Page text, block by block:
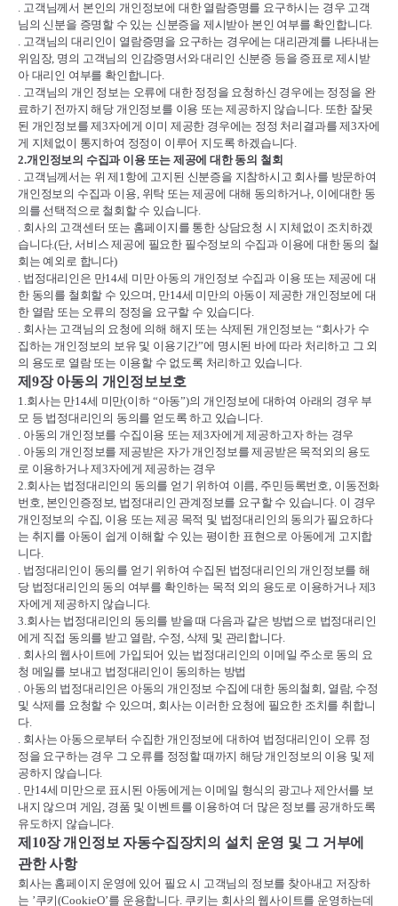
. 고객님께서 본인의 개인정보에 대한 열람증명를 요구하시는 경우 고객
님의 신분을 증명할 수 있는 신분증을 제시받아 본인 여부를 확인합니다.
. 고객님의 대리인이 열람증명을 요구하는 경우에는 대리관계를 나타내는
위임장, 명의 고객님의 인감증명서와 대리인 신분증 등을 증표로 제시받
아 대리인 여부를 확인합니다.
. 고객님의 개인 정보는 오류에 대한 정정을 요청하신 경우에는 정정을 완
료하기 전까지 해당 개인정보를 이용 또는 제공하지 않습니다. 또한 잘못
된 개인정보를 제3자에게 이미 제공한 경우에는 정정 처리결과를 제3자에
게 지체없이 통지하여 정정이 이루어 지도록 하겠습니다.
2.개인정보의 수집과 이용 또는 제공에 대한 동의 철회
. 고객님께서는 위 제 1항에 고지된 신분증을 지참하시고 회사를 방문하여
개인정보의 수집과 이용, 위탁 또는 제공에 대해 동의하거나, 이에대한 동
의를 선택적으로 철회할 수 있습니다.
. 회사의 고객센터 또는 홈페이지를 통한 상담요청 시 지체없이 조치하겠
습니다.(단,서비스 제공에 필요한 필수정보의 수집과 이용에 대한 동의 철
회는 예외로 합니다)
. 법정대리인은 만14세 미만 아동의 개인정보 수집과 이용 또는 제공에 대
한 동의를 철회할 수 있으며, 만14세 미만의 아동이 제공한 개인정보에 대
한 열람 또는 오류의 정정을 요구할 수 있습디다.
. 회사는 고객님의 요청에 의해 해지 또는 삭제된 개인정보는 “회사가 수
집하는 개인정보의 보유 및 이용기간”에 명시된 바에 따라 처리하고 그 외
의 용도로 열람 또는 이용할 수 없도록 처리하고 있습니다.
제 9장 아동의 개인정보보호
1.회사는 만14세 미만(이하 “아동”)의 개인정보에 대하여 아래의 경우 부
모 등 법정대리인의 동의를 얻도록 하고 있습니다.
. 아동의 개인정보를 수집이용 또는 제3자에게 제공하고자 하는 경우
. 아동의 개인정보를 제공받은 자가 개인정보를 제공받은 목적외의 용도
로 이용하거나 제3자에게 제공하는 경우
2.회사는 법정대리인의 동의를 얻기 위하여 이름, 주민등록번호, 이동전화
번호, 본인인증정보, 법정대리인 관계정보를 요구할 수 있습니다. 이 경우
개인정보의 수집, 이용 또는 제공 목적 및 법정대리인의 동의가 필요하다
는 취지를 아동이 쉽게 이해할 수 있는 평이한 표현으로 아동에게 고지합
니다.
. 법정대리인이 동의를 얻기 위하여 수집된 법정대리인의 개인정보를 해
당 법정대리인의 동의 여부를 확인하는 목적 외의 용도로 이용하거나 제3
자에게 제공하지 않습니다.
3.회사는 법정대리인의 동의를 받을 때 다음과 같은 방법으로 법정대리인
에게 직접 동의를 받고 열람, 수정, 삭제 및 관리합니다.
. 회사의 웹사이트에 가입되어 있는 법정대리인의 이메일 주소로 동의 요
청 메일를 보내고 법정대리인이 동의하는 방법
. 아동의 법정대리인은 아동의 개인정보 수집에 대한 동의철회, 열람, 수정
및 삭제를 요청할 수 있으며, 회사는 이러한 요청에 필요한 조치를 취합니
다.
. 회사는 아동으로부터 수집한 개인정보에 대하여 법정대리인이 오류 정
정을 요구하는 경우 그 오류를 정정할 때까지 해당 개인정보의 이용 및 제
공하지 않습니다.
. 만14세 미만으로 표시된 아동에게는 이메일 형식의 광고나 제안서를 보
내지 않으며 게임, 경품 및 이벤트를 이용하여 더 많은 정보를 공개하도록
유도하지 않습니다.
제 10장 개인정보 자동수집장치의 설치 운영 및 그 거부에
관한 사항
회사는 홈페이지 운영에 있어 필요 시 고객님의 정보를 찾아내고 저장하
는 ’쿠키(CookieO’를 운용합니다. 쿠키는 회사의 웹사이트를 운영하는데